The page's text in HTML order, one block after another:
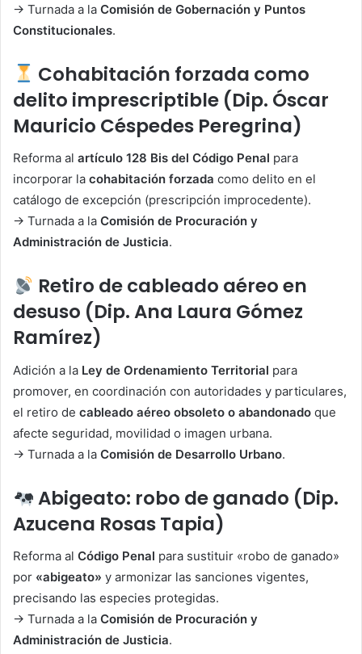
→ Turnada a la Comisión de Gobernación y Puntos
Constitucionales.
Cohabitación forzada como
delito imprescriptible (Dip. Óscar
Mauricio Céspedes Peregrina)
Reforma al artículo 128 Bis del Código Penal para
incorporar la cohabitación forzada como delito en el
catálogo de excepción (prescripción improcedente).
→ Turnada a la Comisión de Procuración y
Administración de Justicia.
Retiro de cableado aéreo en
desuso (Dip. Ana Laura Gómez
Ramírez)
Adición a la Ley de Ordenamiento Territorial para
promover, en coordinación con autoridades y particulares,
el retiro de cableado aéreo obsoleto o abandonado que
afecte seguridad, movilidad o imagen urbana.
→ Turnada a la Comisión de Desarrollo Urbano.
Abigeato: robo de ganado (Dip.
Azucena Rosas Tapia)
Reforma al Código Penal para sustituir «robo de ganado»
por «abigeato» y armonizar las sanciones vigentes,
precisando las especies protegidas.
→ Turnada a la Comisión de Procuración y
Administración de Justicia.